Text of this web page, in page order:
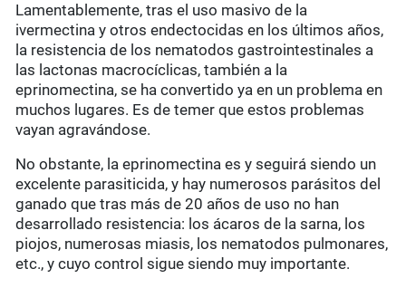
Lamentablemente, tras el uso masivo de la
ivermectina y otros endectocidas en los últimos años,
la resistencia de los nematodos gastrointestinales a
las lactonas macrocíclicas, también a la
eprinomectina, se ha convertido ya en un problema en
muchos lugares. Es de temer que estos problemas
vayan agravándose.
No obstante, la eprinomectina es y seguirá siendo un
excelente parasiticida, y hay numerosos parásitos del
ganado que tras más de 20 años de uso no han
desarrollado resistencia: los ácaros de la sarna, los
piojos, numerosas miasis, los nematodos pulmonares,
etc., y cuyo control sigue siendo muy importante.